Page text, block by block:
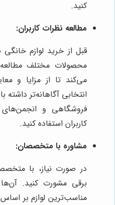
کنید.
مطالعه نظرات کاربران:
قبل از خرید لوازم خانگی
محصولات مختلف
می‌کند تا از مزایا و
انتخابی آگاهانه‌تر
فروشگاهی و انجمن‌های
کاربران استفاده کنید.
مشاوره با متخصصان:
در صورت نیاز، با
برقی مشورت کنید.
مناسب‌ترین لوازم بر